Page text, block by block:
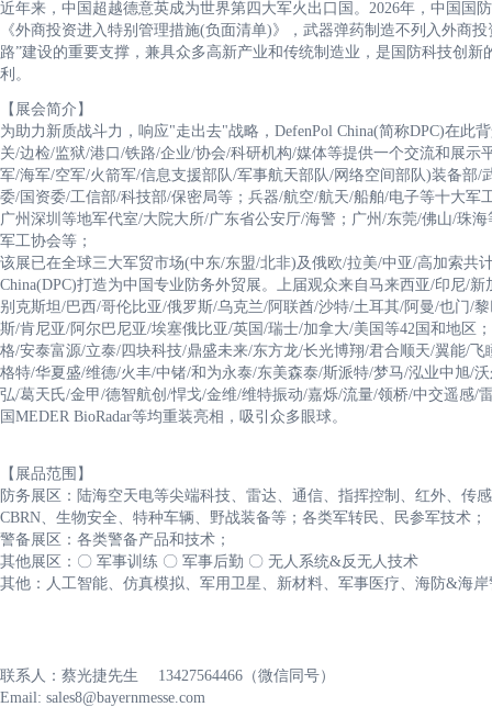
近年来，中国超越德意英成为世界第四大军火出口国。2026年，中国国
《外商投资进入特别管理措施(负面清单)》，武器弹药制造不列入外商
路”建设的重要支撑，兼具众多高新产业和传统制造业，是国防科技创
利。
【展会简介】
为助力新质战斗力，响应"走出去"战略，DefenPol China(简称DPC)在
关/边检/监狱/港口/铁路/企业/协会/科研机构/媒体等提供一个交流和展
军/海军/空军/火箭军/信息支援部队/军事航天部队/网络空间部队)装备部
委/国资委/工信部/科技部/保密局等；兵器/航空/航天/船舶/电子等十大
广州深圳等地军代室/大院大所/广东省公安厅/海警；广州/东莞/佛山/珠
军工协会等；
该展已在全球三大军贸市场(中东/东盟/北非)及俄欧/拉美/中亚/高加索共
China(DPC)打造为中国专业防务外贸展。上届观众来自马来西亚/印尼/
别克斯坦/巴西/哥伦比亚/俄罗斯/乌克兰/阿联酋/沙特/土耳其/阿曼/也门/
斯/肯尼亚/阿尔巴尼亚/埃塞俄比亚/英国/瑞士/加拿大/美国等42国和地区
格/安泰富源/立泰/四块科技/鼎盛未来/东方龙/长光博翔/君合顺天/翼能/
格特/华夏盛/维德/火丰/中锗/和为永泰/东美森泰/斯派特/梦马/泓业中旭/
弘/葛天氏/金甲/德智航创/悍戈/金维/维特振动/嘉烁/流量/领桥/中交遥感/
国MEDER BioRadar等均重装亮相，吸引众多眼球。
【展品范围】
防务展区：陆海空天电等尖端科技、雷达、通信、指挥控制、红外、传
CBRN、生物安全、特种车辆、野战装备等；各类军转民、民参军技术；
警备展区：各类警备产品和技术；
其他展区：〇 军事训练 〇 军事后勤 〇 无人系统&反无人技术
其他：人工智能、仿真模拟、军用卫星、新材料、军事医疗、海防&海
联系人：蔡光捷先生 13427564466（微信同号）
Email: sales8@bayernmesse.com